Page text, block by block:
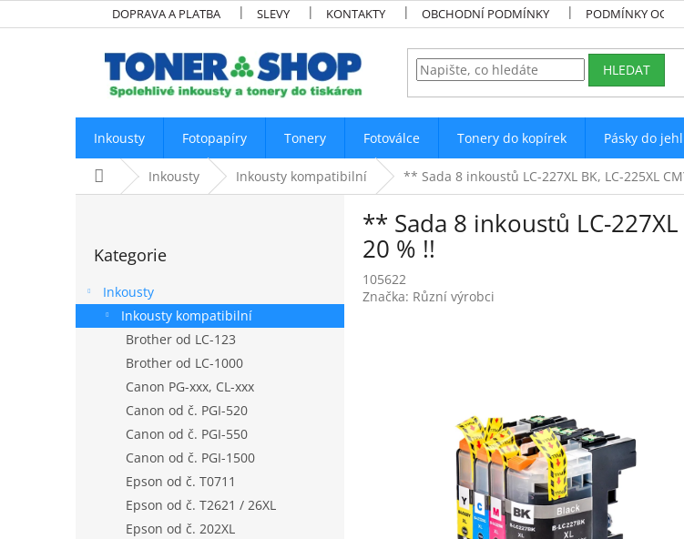
na
DOPRAVA A PLATBA SLEVY KONTAKTY OBCHODNÍ PODMÍNKY PODMÍNKY
HLEDAT
Inkousty Fotopapíry Tonery Fotoválce Tonery do kopírek Pásky do
Domů Inkousty Inkousty kompatibilní ** Sada 8 inkoustů LC-227XL BK, LC-225XL
a
n
kategorie
Kategorie
Inkousty
Inkousty kompatibilní
Brother od LC-123
Brother od LC-1000
Canon PG-xxx, CL-xxx
Canon od č. PGI-520
Canon od č. PGI-550
Canon od č. PGI-1500
Epson od č. T0711
Epson od č. T2621 / 26XL
Epson od č. 202XL
** Sada 8 inkoustů LC-
20 % !!
105622
Značka: Různí výrobci